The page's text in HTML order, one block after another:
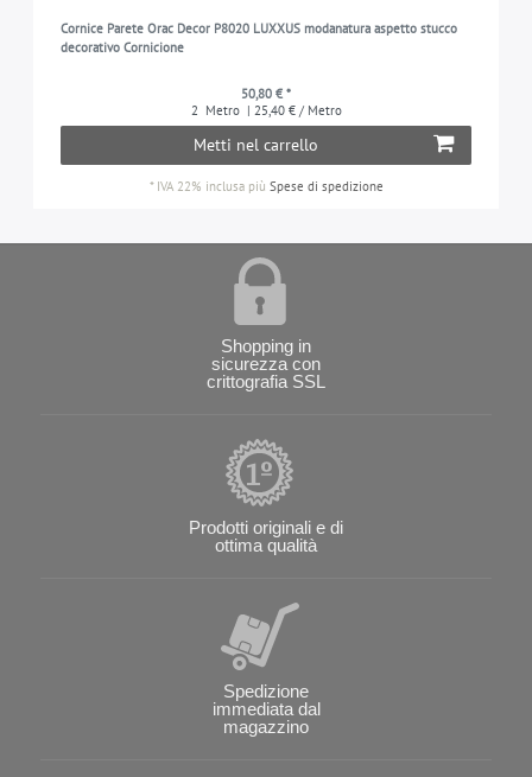
Cornice Parete Orac Decor P8020 LUXXUS modanatura aspetto stucco
decorativo Cornicione
50,80 € *
2 Metro | 25,40 € / Metro
Metti nel carrello
* IVA 22% inclusapiù Spese di spedizione
Shopping in
sicurezza con
crittografia SSL
Prodotti originali e di
ottima qualità
Spedizione
immediata dal
magazzino